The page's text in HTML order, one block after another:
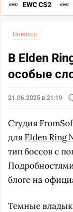
EWC CS2
Новость
В Elden
особые
21.06.2025 в 21:19
Студия
для Elden Ring
тип боссов с
блоге на
Темные